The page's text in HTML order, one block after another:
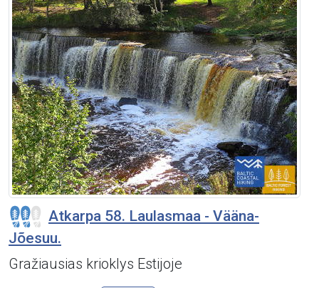
Atkarpa 58. Laulasmaa - Vääna-
Jõesuu.
Gražiausias krioklys Estijoje